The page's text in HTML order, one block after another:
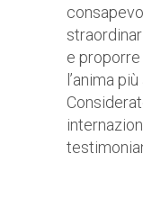
e
l’anima